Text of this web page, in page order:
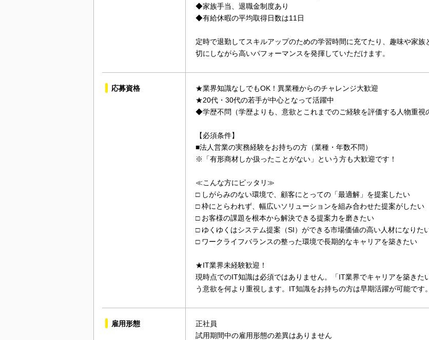
◆家族手当、退職金制度あり
◆有給休暇の平均取得日数は11日
定時で退勤してスキルアップのための学習時間に充てたり、趣味や家
切にしながら高いパフォーマンスを発揮していただけます。
応募資格
★業界知識なしでもOK！異業種からのチャレンジ大歓迎
★20代・30代の若手が中心となって活躍中
◆学歴不問（学歴よりも、意欲とこれまでのご経験を評価する人物重視
【必須条件】
■法人営業の実務経験をお持ちの方（業種・年数不問）
※「有形商材しか扱ったことがない」という方も大歓迎です！
≪こんな方にピッタリ≫
□ しがらみのない環境で、顧客にとっての「最適解」を提案したい
□ 枠にとらわれず、幅広いソリューションを組み合わせた提案がしたい
□ お客様の課題を根本から解決できる提案力を磨きたい
□ ゆくゆくはシステム提案（SI）ができる市場価値の高い人材になりた
□ ワークライフバランスの整った環境で長期的なキャリアを築きたい
★IT業界未経験歓迎！
現時点でのIT知識は必須ではありません。「IT業界でキャリアを築き
う意欲を何より重視します。IT知識をお持ちの方は早期活躍が可能です。
雇用形態
正社員
試用期間中の雇用形態の差異はありません